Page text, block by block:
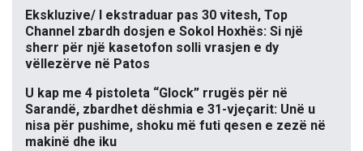
Ekskluzive/ I ekstraduar pas 30 vitesh, Top
Channel zbardh dosjen e Sokol Hoxhës: Si një
sherr për një kasetofon solli vrasjen e dy
vëllezërve në Patos
U kap me 4 pistoleta “Glock” rrugës për në
Sarandë, zbardhet dëshmia e 31-vjeçarit: Unë u
nisa për pushime, shoku më futi qesen e zezë në
makinë dhe iku